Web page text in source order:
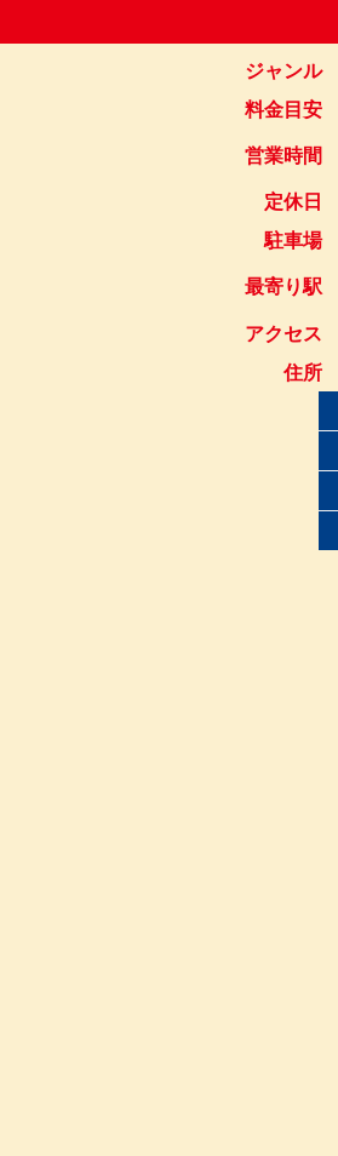
ジャンル
料金目安
営業時間
定休日
駐車場
最寄り駅
アクセス
住所